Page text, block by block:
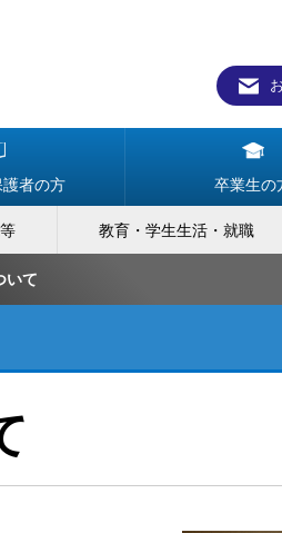
者の方 卒業生の
教育・学生生活・就職
いて